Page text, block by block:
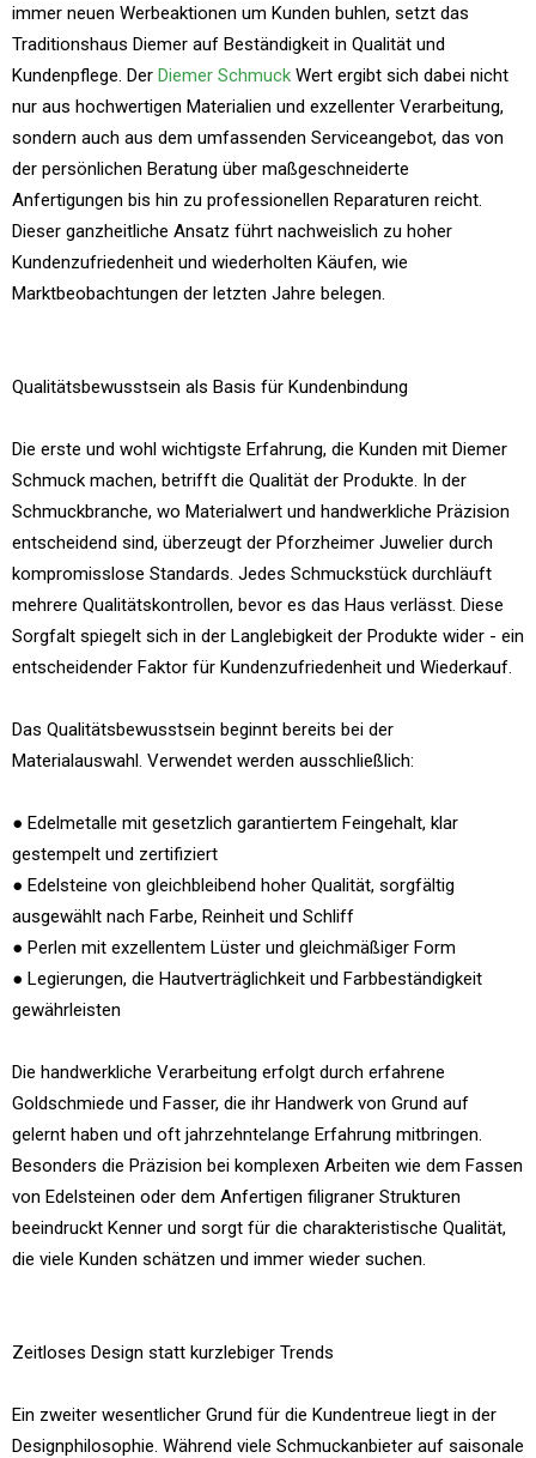
immer neuen Werbeaktionen um Kunden buhlen, setzt das
Traditionshaus Diemer auf Beständigkeit in Qualität und
Kundenpflege. Der Diemer Schmuck Wert ergibt sich dabei nicht
nur aus hochwertigen Materialien und exzellenter Verarbeitung,
sondern auch aus dem umfassenden Serviceangebot, das von
der persönlichen Beratung über maßgeschneiderte
Anfertigungen bis hin zu professionellen Reparaturen reicht.
Dieser ganzheitliche Ansatz führt nachweislich zu hoher
Kundenzufriedenheit und wiederholten Käufen, wie
Marktbeobachtungen der letzten Jahre belegen.
Qualitätsbewusstsein als Basis für Kundenbindung
Die erste und wohl wichtigste Erfahrung, die Kunden mit Diemer
Schmuck machen, betrifft die Qualität der Produkte. In der
Schmuckbranche, wo Materialwert und handwerkliche Präzision
entscheidend sind, überzeugt der Pforzheimer Juwelier durch
kompromisslose Standards. Jedes Schmuckstück durchläuft
mehrere Qualitätskontrollen, bevor es das Haus verlässt. Diese
Sorgfalt spiegelt sich in der Langlebigkeit der Produkte wider - ein
entscheidender Faktor für Kundenzufriedenheit und Wiederkauf.
Das Qualitätsbewusstsein beginnt bereits bei der
Materialauswahl. Verwendet werden ausschließlich:
● Edelmetalle mit gesetzlich garantiertem Feingehalt, klar
gestempelt und zertifiziert
● Edelsteine von gleichbleibend hoher Qualität, sorgfältig
ausgewählt nach Farbe, Reinheit und Schliff
● Perlen mit exzellentem Lüster und gleichmäßiger Form
● Legierungen, die Hautverträglichkeit und Farbbeständigkeit
gewährleisten
Die handwerkliche Verarbeitung erfolgt durch erfahrene
Goldschmiede und Fasser, die ihr Handwerk von Grund auf
gelernt haben und oft jahrzehntelange Erfahrung mitbringen.
Besonders die Präzision bei komplexen Arbeiten wie dem Fassen
von Edelsteinen oder dem Anfertigen filigraner Strukturen
beeindruckt Kenner und sorgt für die charakteristische Qualität,
die viele Kunden schätzen und immer wieder suchen.
Zeitloses Design statt kurzlebiger Trends
Ein zweiter wesentlicher Grund für die Kundentreue liegt in der
Designphilosophie. Während viele Schmuckanbieter auf saisonale